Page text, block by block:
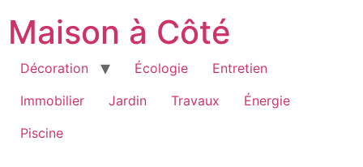
contenu
Maison à Côté
Décoration Écologie
Entretien
Immobilier
Jardin Travaux
Énergie
Piscine